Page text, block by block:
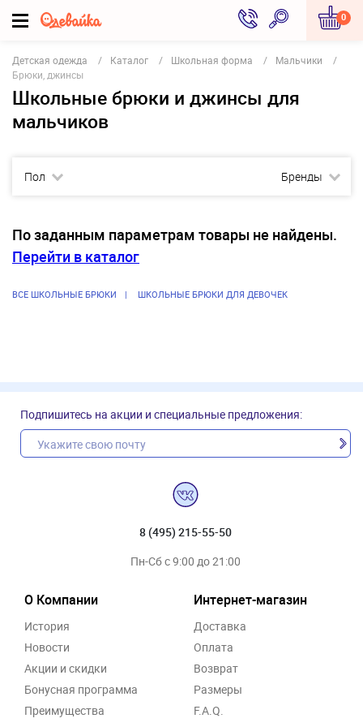
0
Детская одежда Каталог Школьная форма
Мальчики
Брюки, джинсы
Школьные брюки и джинсы для
мальчиков
Пол Бренды
По заданным параметрам товары не найдены.
Перейти в каталог
ВСЕ ШКОЛЬНЫЕ БРЮКИ ШКОЛЬНЫЕ БРЮКИ ДЛЯ ДЕВОЧЕК
Подпишитесь на акции и специальные предложения:
8 (495) 215-55-50
Пн-Сб с 9:00 до 21:00
О Компании
История
Новости
Акции и скидки
Бонусная программа
Преимущества
Интернет-магазин
Доставка
Оплата
Возврат
Размеры
F.A.Q.